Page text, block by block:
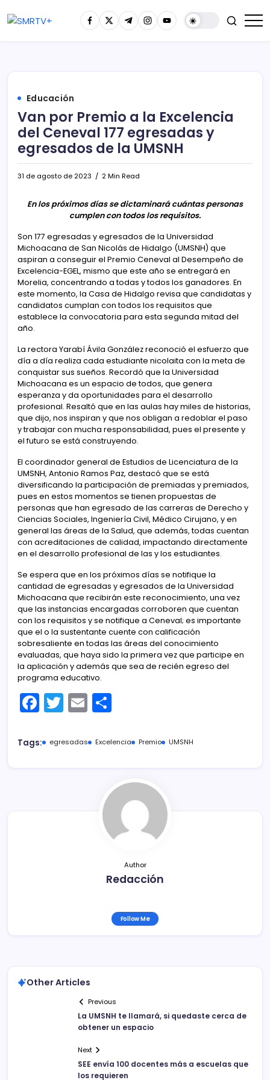
Educación
Van por Premio a la Excelencia
del Ceneval 177 egresadas y
egresados de la UMSNH
31 de agosto de 2023 2 Min Read
En los próximos días se dictaminará cuántas personas
cumplen con todos los requisitos.
Son 177 egresadas y egresados de la Universidad
Michoacana de San Nicolás de Hidalgo (UMSNH) que
aspiran a conseguir el Premio Ceneval al Desempeño de
Excelencia-EGEL, mismo que este año se entregará en
Morelia, concentrando a todas y todos los ganadores. En
este momento, la Casa de Hidalgo revisa que candidatas y
candidatos cumplan con todos los requisitos que
establece la convocatoria para esta segunda mitad del
año.
La rectora Yarabí Ávila González reconoció el esfuerzo que
día a día realiza cada estudiante nicolaita con la meta de
conquistar sus sueños. Recordó que la Universidad
Michoacana es un espacio de todos, que genera
esperanza y da oportunidades para el desarrollo
profesional. Resaltó que en las aulas hay miles de historias,
que dijo, nos inspiran y que nos obligan a redoblar el paso
y trabajar con mucha responsabilidad, pues el presente y
el futuro se está construyendo.
El coordinador general de Estudios de Licenciatura de la
UMSNH, Antonio Ramos Paz, destacó que se está
diversificando la participación de premiadas y premiados,
pues en estos momentos se tienen propuestas de
personas que han egresado de las carreras de Derecho y
Ciencias Sociales, Ingeniería Civil, Médico Cirujano, y en
general las áreas de la Salud, que además, todas cuentan
con acreditaciones de calidad, impactando directamente
en el desarrollo profesional de las y los estudiantes.
Se espera que en los próximos días se notifique la
cantidad de egresadas y egresados de la Universidad
Michoacana que recibirán este reconocimiento, una vez
que las instancias encargadas corroboren que cuentan
con los requisitos y se notifique a Ceneval; es importante
que el o la sustentante cuente con calificación
sobresaliente en todas las áreas del conocimiento
evaluadas, que haya sido la primera vez que participe en
la aplicación y además que sea de recién egreso del
programa educativo.
F
a
c
T
w
itt
E
m
ai m
ar
tir
Tags: egresadas Excelencia Premio UMSNH
Author
Redacción
Follow Me
Other Articles
Previous
La UMSNH te llamará, si quedaste cerca de
obtener un espacio
Next
SEE envía 100 docentes más a escuelas que
los requieren